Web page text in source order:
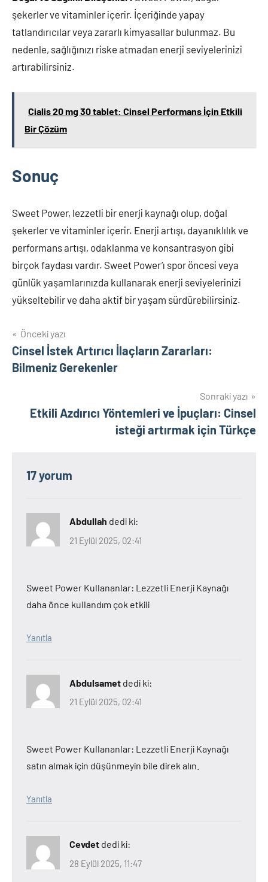
şekerler ve vitaminler içerir. İçeriğinde yapay
tatlandırıcılar veya zararlı kimyasallar bulunmaz. Bu
nedenle, sağlığınızı riske atmadan enerji seviyelerinizi
artırabilirsiniz.
Cialis 20 mg 30 tablet: Cinsel Performans İçin Etkili
Bir Çözüm
Sonuç
Sweet Power, lezzetli bir enerji kaynağı olup, doğal
şekerler ve vitaminler içerir. Enerji artışı, dayanıklılık ve
performans artışı, odaklanma ve konsantrasyon gibi
birçok faydası vardır. Sweet Power’ı spor öncesi veya
günlük yaşamlarınızda kullanarak enerji seviyelerinizi
yükseltebilir ve daha aktif bir yaşam sürdürebilirsiniz.
Yazı
gezinmesi
Önceki yazı
Cinsel İstek Artırıcı İlaçların Zararları:
Bilmeniz Gerekenler
Sonraki yazı
Etkili Azdırıcı Yöntemleri ve İpuçları: Cinsel
isteği artırmak için Türkçe
17 yorum
Abdullah dedi ki:
21 Eylül 2025, 02:41
Sweet Power Kullananlar: Lezzetli Enerji Kaynağı
daha önce kullandım çok etkili
Yanıtla
Abdulsamet dedi ki:
21 Eylül 2025, 02:41
Sweet Power Kullananlar: Lezzetli Enerji Kaynağı
satın almak için düşünmeyin bile direk alın.
Yanıtla
Cevdet dedi ki:
28 Eylül 2025, 11:47